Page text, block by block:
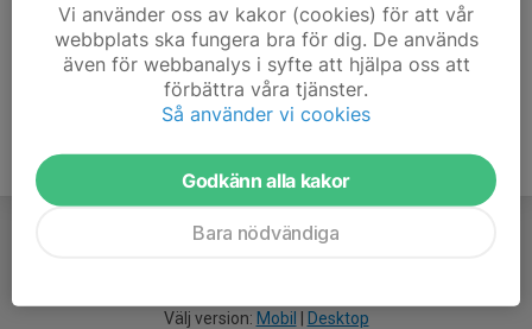
Välj version: Mobil Desktop
Vi använder oss av kakor (cookies) för att vår
webbplats ska fungera bra för dig. De används
även för webbanalys i syfte att hjälpa oss att
förbättra våra tjänster.
Så använder vi cookies
Godkänn alla kakor
Bara nödvändiga